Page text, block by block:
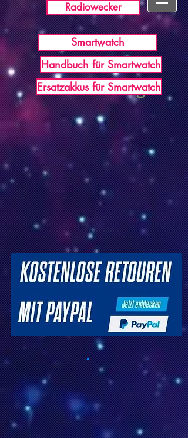
USB Germany
Radiowecker
Smartwatch
Handbuch für Smartwatch
Ersatzakkus für Smartwatch